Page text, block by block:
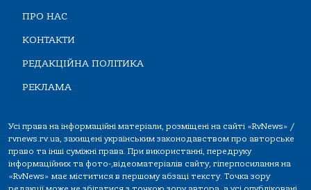
ПРО НАС
КОНТАКТИ
РЕДАКЦІЙНА ПОЛІТИКА
РЕКЛАМА
Усі права на інформаційні матеріали, розміщені на сайті «RvNews» /
rvnews.rv.ua, захищені українським законодавством про авторське
право та інші суміжні права. При використанні, передруку
інформаційних та фото-,відеоматеріалів сайту, гіперпосилання на
«RvNews» має міститися в першому абзаці тексту. Точка зору